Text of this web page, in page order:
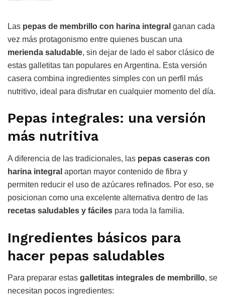
Las pepas de membrillo con harina integral ganan cada
vez más protagonismo entre quienes buscan una
merienda saludable, sin dejar de lado el sabor clásico de
estas galletitas tan populares en Argentina. Esta versión
casera combina ingredientes simples con un perfil más
nutritivo, ideal para disfrutar en cualquier momento del día.
Pepas integrales: una versión
más nutritiva
A diferencia de las tradicionales, las pepas caseras con
harina integral aportan mayor contenido de fibra y
permiten reducir el uso de azúcares refinados. Por eso, se
posicionan como una excelente alternativa dentro de las
recetas saludables y fáciles para toda la familia.
Ingredientes básicos para
hacer pepas saludables
Para preparar estas galletitas integrales de membrillo, se
necesitan pocos ingredientes: